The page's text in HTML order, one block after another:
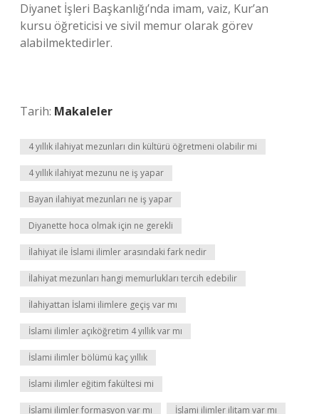
Diyanet İşleri Başkanlığı’nda imam, vaiz, Kur’an
kursu öğreticisi ve sivil memur olarak görev
alabilmektedirler.
Tarih: Makaleler
4 yıllık ilahiyat mezunları din kültürü öğretmeni olabilir mi
4 yıllık ilahiyat mezunu ne iş yapar
Bayan ilahiyat mezunları ne iş yapar
Diyanette hoca olmak için ne gerekli
İlahiyat ile İslami ilimler arasındaki fark nedir
İlahiyat mezunları hangi memurlukları tercih edebilir
İlahiyattan İslami ilimlere geçiş var mı
İslami ilimler açıköğretim 4 yıllık var mı
İslami ilimler bölümü kaç yıllık
İslami ilimler eğitim fakültesi mi
İslami ilimler formasyon var mı İslami ilimler ilitam var mı